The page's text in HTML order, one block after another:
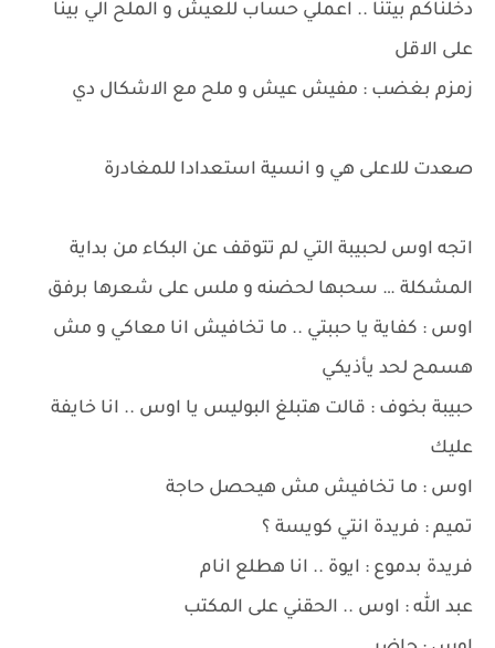
دخلناكم بيتنا .. اعملي حساب للعيش و الملح الي بينا
على الاقل
زمزم بغضب : مفيش عيش و ملح مع الاشكال دي
صعدت للاعلى هي و انسية استعدادا للمغادرة
اتجه اوس لحبيبة التي لم تتوقف عن البكاء من بداية
المشكلة … سحبها لحضنه و ملس على شعرها برفق
اوس : كفاية يا حببتي .. ما تخافيش انا معاكي و مش
هسمح لحد يأذيكي
حبيبة بخوف : قالت هتبلغ البوليس يا اوس .. انا خايفة
عليك
اوس : ما تخافيش مش هيحصل حاجة
تميم : فريدة انتي كويسة ؟
فريدة بدموع : ايوة .. انا هطلع انام
عبد الله : اوس .. الحقني على المكتب